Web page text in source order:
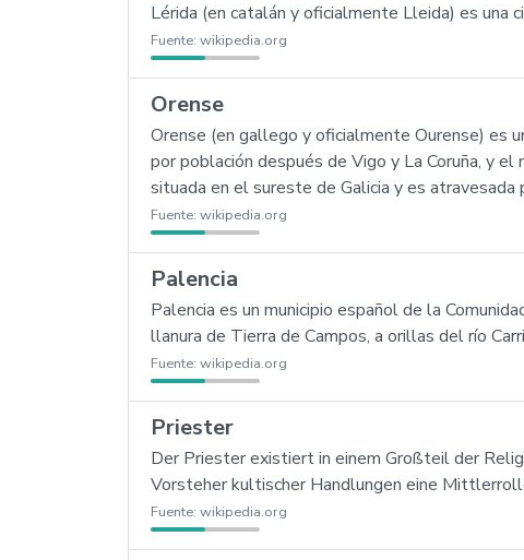
Lérida (en catalán y oficialmente Lleida) es una
Fuente: wikipedia.org
Orense
Orense (en gallego y oficialmente Ourense) es
por población después de Vigo y La Coruña, y
situada en el sureste de Galicia y es atravesada
Fuente: wikipedia.org
Palencia
Palencia es un municipio español de la
llanura de Tierra de Campos, a orillas del río
Fuente: wikipedia.org
Priester
Der Priester existiert in einem Großteil der
Vorsteher kultischer Handlungen eine
Fuente: wikipedia.org